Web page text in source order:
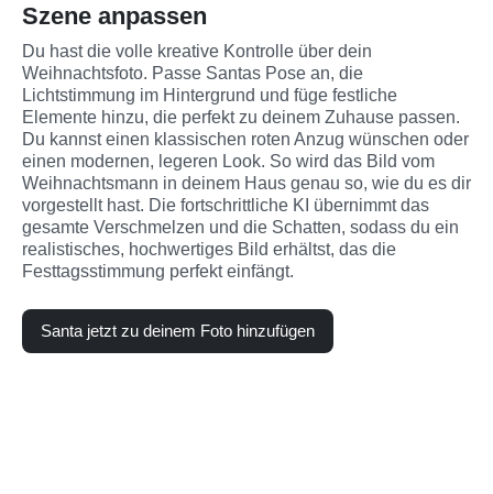
Szene anpassen
Du hast die volle kreative Kontrolle über dein
Weihnachtsfoto. Passe Santas Pose an, die
Lichtstimmung im Hintergrund und füge festliche
Elemente hinzu, die perfekt zu deinem Zuhause passen.
Du kannst einen klassischen roten Anzug wünschen oder
einen modernen, legeren Look. So wird das Bild vom
Weihnachtsmann in deinem Haus genau so, wie du es dir
vorgestellt hast. Die fortschrittliche KI übernimmt das
gesamte Verschmelzen und die Schatten, sodass du ein
realistisches, hochwertiges Bild erhältst, das die
Festtagsstimmung perfekt einfängt.
Santa jetzt zu deinem Foto hinzufügen